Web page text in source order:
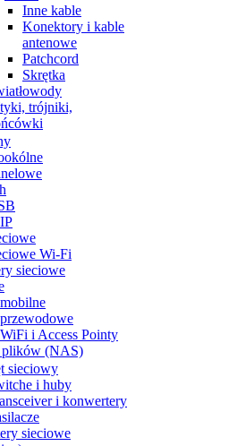
Inne kable
Konektory i kable
antenowe
Patchcord
Skrętka
trójniki,
Wi-Fi
sieciowe
i Access Pointy
plików (NAS)
sieciowy
i huby
i konwertery
sieciowe